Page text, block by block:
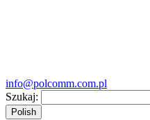
info@polcomm.com.pl
Szukaj:
Polish